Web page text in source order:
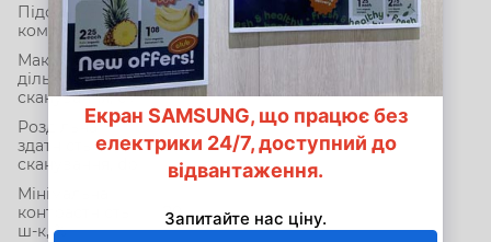
Підставка в
комплекті
присутній
Максимальна
дільність
сканування, см
30
Роздільна
здатність
сканування, dpi
5
Мінімальна
контрастність
ш-к, %
20